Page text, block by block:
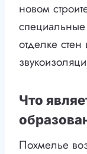
новом
специальные
отделке
Что
Похмелье